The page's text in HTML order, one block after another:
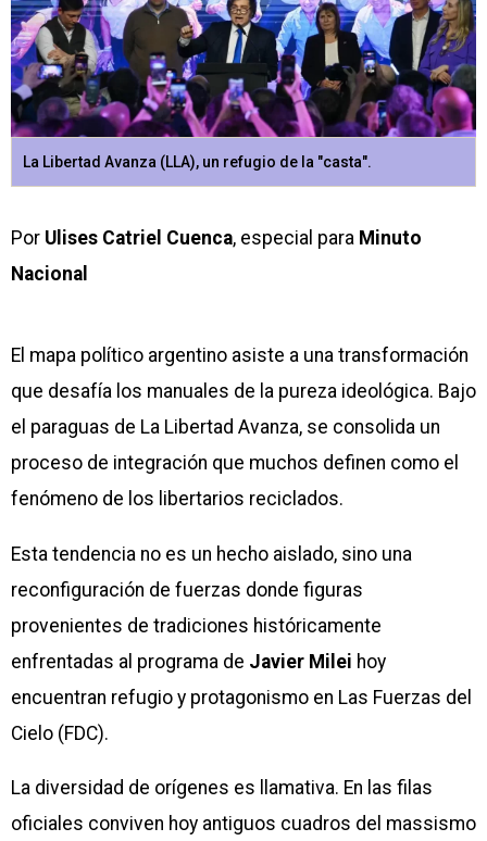
La Libertad Avanza (LLA), un refugio de la "casta".
Por Ulises Catriel Cuenca, especial para Minuto
Nacional
El mapa político argentino asiste a una transformación
que desafía los manuales de la pureza ideológica. Bajo
el paraguas de La Libertad Avanza, se consolida un
proceso de integración que muchos definen como el
fenómeno de los libertarios reciclados.
Esta tendencia no es un hecho aislado, sino una
reconfiguración de fuerzas donde figuras
provenientes de tradiciones históricamente
enfrentadas al programa de Javier Milei hoy
encuentran refugio y protagonismo en Las Fuerzas del
Cielo (FDC).
La diversidad de orígenes es llamativa. En las filas
oficiales conviven hoy antiguos cuadros del massismo